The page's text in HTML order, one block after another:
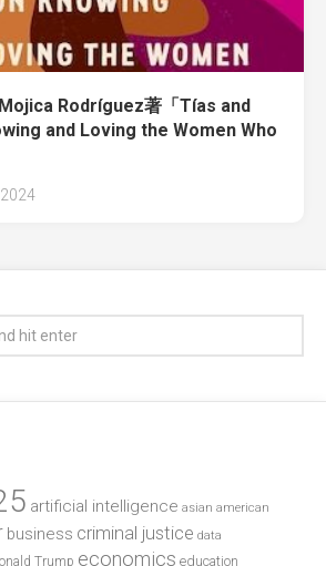
Rodríguez著「Tías and
and Loving the Women Who
artificial intelligence asian american
business criminal justice data
Trump economics education